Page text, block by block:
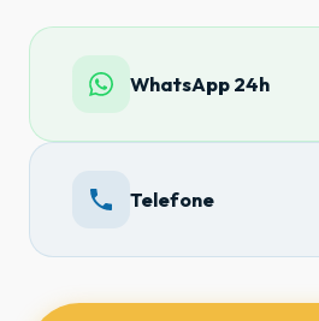
WhatsApp 24h
Telefone